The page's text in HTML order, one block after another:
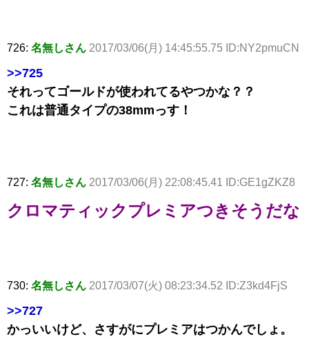
726: 名無しさん 2017/03/06(月) 14:45:55.75 ID:NY2pmuCN
>>725
それってゴールドが使われてるやつかな？？
これは普通タイプの38mmっす！
727: 名無しさん 2017/03/06(月) 22:08:45.41 ID:GE1gZKZ8
クロマティックプレミアつきそうだな
730: 名無しさん 2017/03/07(火) 08:23:34.52 ID:Z3kd4FjS
>>727
かっいいけど、さすがにプレミアはつかんでしょ。